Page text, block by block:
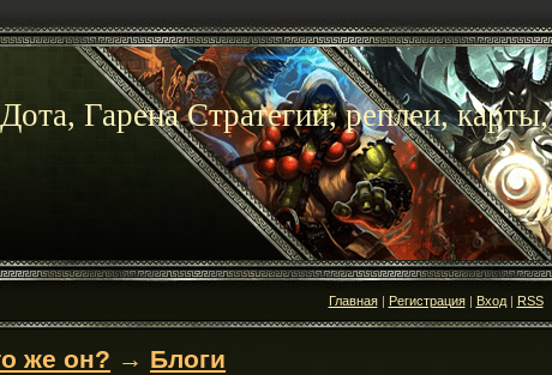
Гарена Стратегии, реплеи,
Главная| Регистрация| Вход| RSS
же он? → Блоги